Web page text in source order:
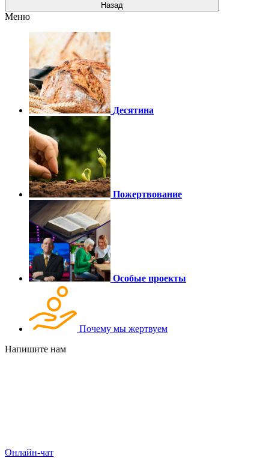
Назад
Меню
Десятина
Пожертвование
Особые проекты
Почему мы жертвуем
Напишите нам
Онлайн-чат